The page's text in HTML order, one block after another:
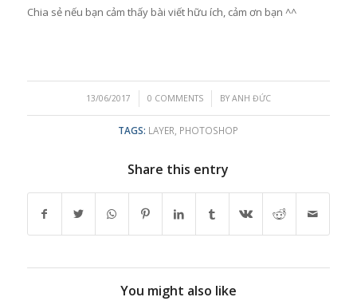
Chia sẻ nếu bạn cảm thấy bài viết hữu ích, cảm ơn bạn ^^
13/06/2017
/ 0 COMMENTS
/ BY ANH ĐỨC
TAGS: LAYER PHOTOSHOP
Share this entry
You might also like